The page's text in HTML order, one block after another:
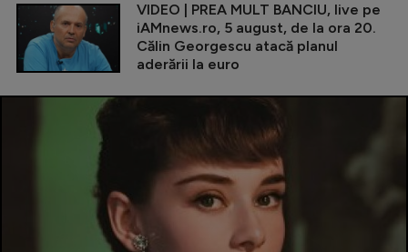
VIDEO | PREA MULT BANCIU, live pe
iAMnews.ro, 5 august, de la ora 20.
Călin Georgescu atacă planul
aderării la euro